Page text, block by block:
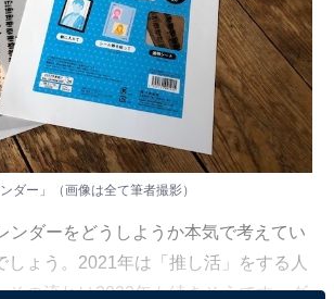
ダー」（画像は全て筆者撮影）
ンダーをどうしようか本気で考えてい
しょう。2021年は「推し活」をする人
その流れは2022年も続きそうです。ダ